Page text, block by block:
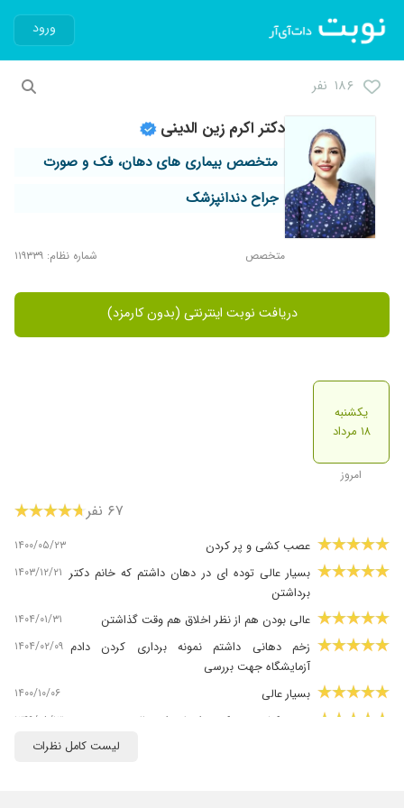
ورود
۱۸۶ نفر
دکتر اکرم زین الدینی
متخصص بیماری های دهان، فک و صورت
جراح دندانپزشک
متخصص شماره نظام: ۱۱۹۳۳۹
دریافت نوبت اینترنتی (بدون کارمزد)
یکشنبه
۱۸ مرداد
امروز
۶۷ نفر
عصب کشی و پر کردن ۱۴۰۰/۰۵/۲۳
بسیار عالی توده ای در دهان داشتم که خانم دکتر
برداشتن
۱۴۰۳/۱۲/۲۱
عالی بودن هم از نظر اخلاق هم وقت گذاشتن ۱۴۰۴/۰۱/۳۱
زخم دهانی داشتم نمونه برداری کردن دادم
آزمایشگاه جهت بررسی
۱۴۰۴/۰۲/۰۹
بسیار عالی ۱۴۰۰/۱۰/۰۶
عصب کشی و پر کردن انجام دادم،عالی بودن ۱۳۹۹/۰۸/۱۳
۱۴۰۱/۰۴/۰۵
لیست کامل نظرات